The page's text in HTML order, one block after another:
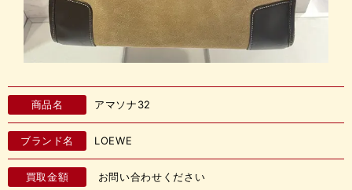
商品名 アマソナ32
ブランド名 LOEWE
買取金額 お問い合わせください